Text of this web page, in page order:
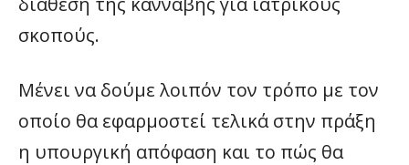
σκοπούς.
Μένει να δούμε λοιπόν τον τρόπο με τον
οποίο θα εφαρμοστεί τελικά στην πράξη
η υπουργική απόφαση και το πώς θα